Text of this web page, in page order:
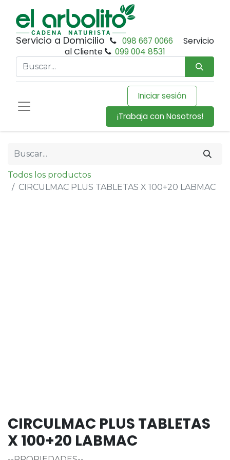
Servicio a Domicilio 098 667 0066
Servicio
al Cliente
099 004 8531
Iniciar sesión
¡Trabaja con Nosotros!
Todos los productos
CIRCULMAC PLUS TABLETAS X 100+20 LABMAC
CIRCULMAC PLUS TABLETAS
X 100+20 LABMAC